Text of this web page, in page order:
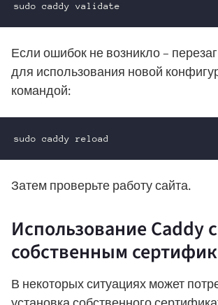
sudo caddy validate
Если ошибок не возникло –
для использования новой
командой:
sudo caddy reload
Затем проверьте работу сайта.
Использование Caddy с
собственным
В некоторых ситуациях может